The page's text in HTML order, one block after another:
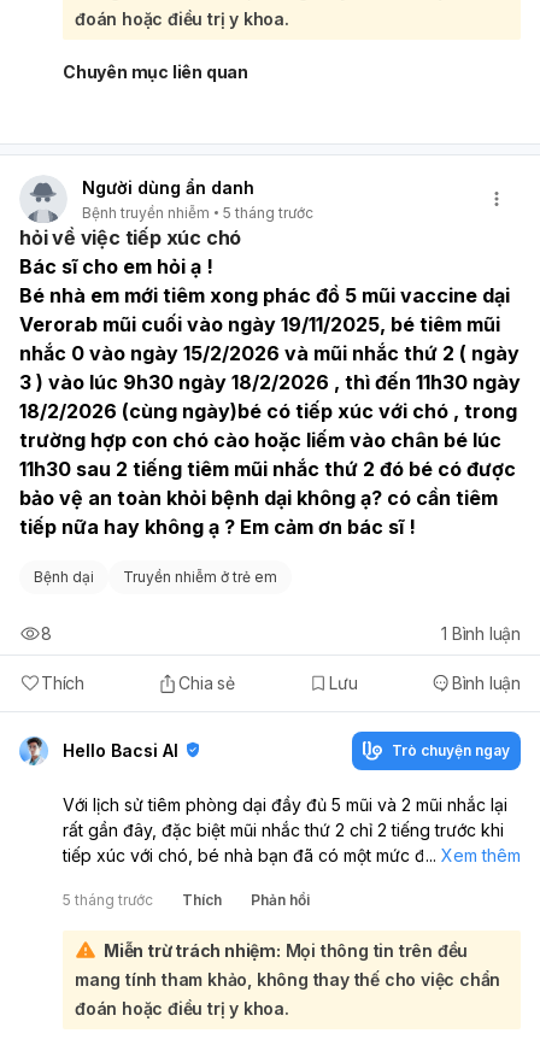
đã súc miệng cho bé là tốt, nhưng không đảm bảo loại bỏ
hết mầm bệnh. Để đảm bảo an toàn tuyệt đối cho bé, bạn
nên đưa bé đến cơ sở y tế để bác sĩ kiểm tra trực tiếp vết
chăm sóc vết nứt để tránh nhiễm trùng. Việc theo dõi sức
đoán hoặc điều trị y khoa.
Chuyên mục liên quan
Người dùng ẩn danh
Bệnh truyền nhiễm 5 tháng trước
hỏi về việc tiếp xúc chó
Bác sĩ cho em hỏi ạ !
Bé nhà em mới tiêm xong phác đồ 5 mũi vaccine dại
Verorab mũi cuối vào ngày 19/11/2025, bé tiêm mũi
nhắc 0 vào ngày 15/2/2026 và mũi nhắc thứ 2 ( ngày
3 ) vào lúc 9h30 ngày 18/2/2026 , thì đến 11h30 ngày
18/2/2026 (cùng ngày)bé có tiếp xúc với chó , trong
trường hợp con chó cào hoặc liếm vào chân bé lúc
11h30 sau 2 tiếng tiêm mũi nhắc thứ 2 đó bé có được
bảo vệ an toàn khỏi bệnh dại không ạ? có cần tiêm
tiếp nữa hay không ạ ? Em cảm ơn bác sĩ !
Bệnh dại Truyền nhiễm ở trẻ em
Thích Chia sẻ Lưu Bình luận
8 1 Bình luận
Hello Bacsi AI Trò chuyện ngay
Với lịch sử tiêm phòng dại đầy đủ 5 mũi và 2 mũi nhắc lại
rất gần đây, đặc biệt mũi nhắc thứ 2 chỉ 2 tiếng trước khi
tiếp xúc với chó, bé nhà bạn đã có một mức độ bảo vệ rất
tiêm phòng đầy đủ sẽ giúp cơ thể tạo ra kháng thể nhanh
chóng và mạnh mẽ, cung cấp sự bảo vệ hiệu quả:
Trong trường hợp này, khả năng bé được bảo vệ an toàn
là rất cao và có thể không cần tiêm thêm mũi nào nữa.
Tuy nhiên, bạn vẫn nên rửa sạch vết thương (nếu có)
bằng xà phòng và nước, sau đó đưa bé đến cơ sở y tế để
... Xem thêm
5 tháng trước Thích Phản hồi
Miễn trừ trách nhiệm: Mọi thông tin trên đều
mang tính tham khảo, không thay thế cho việc chẩn
đoán hoặc điều trị y khoa.